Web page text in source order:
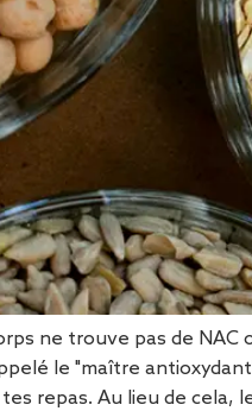
ne trouve pas de
le "maître
repas. Au lieu de cela,